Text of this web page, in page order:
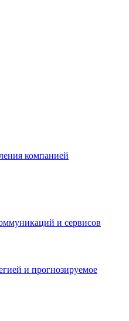
компанией
и сервисов
и прогнозируемое